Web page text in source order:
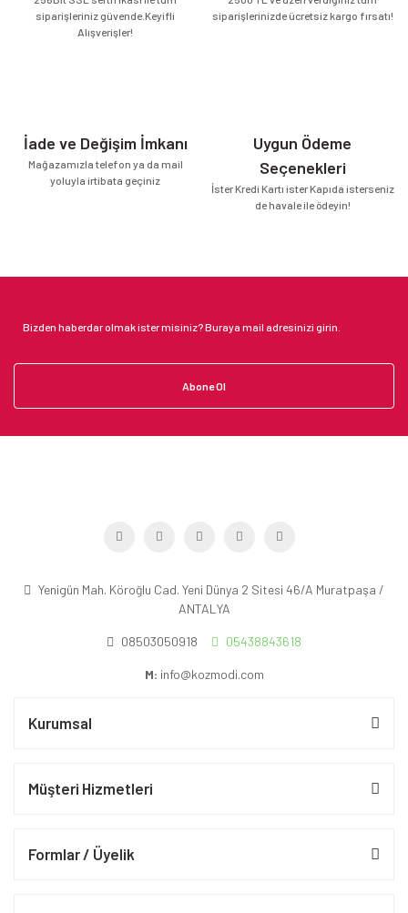
siparişleriniz güvende.Keyifli
Alışverişler!
siparişlerinizde ücretsiz kargo fırsatı!
İade ve Değişim İmkanı
Mağazamızla telefon ya da mail
yoluyla irtibata geçiniz
Uygun Ödeme
Seçenekleri
İster Kredi Kartı ister Kapıda isterseniz
de havale ile ödeyin!
Abone Ol
Yenigün Mah. Köroğlu Cad. Yeni Dünya 2 Sitesi 46/A Muratpaşa /
ANTALYA
08503050918 05438843618
M: info@kozmodi.com
Kurumsal
Müşteri Hizmetleri
Formlar / Üyelik